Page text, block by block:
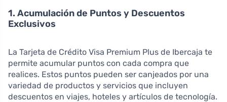
1. Acumulación de Puntos y Descuentos
Exclusivos
La Tarjeta de Crédito Visa Premium Plus de Ibercaja te
permite acumular puntos con cada compra que
realices. Estos puntos pueden ser canjeados por una
variedad de productos y servicios que incluyen
descuentos en viajes, hoteles y artículos de tecnología.